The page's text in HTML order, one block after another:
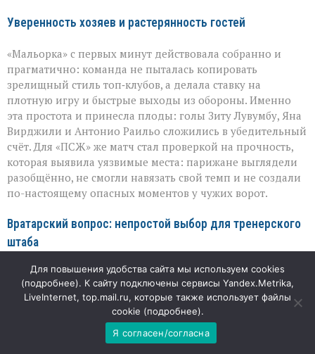
Уверенность хозяев и растерянность гостей
«Мальорка» с первых минут действовала собранно и
прагматично: команда не пыталась копировать
зрелищный стиль топ‑клубов, а делала ставку на
плотную игру и быстрые выходы из обороны. Именно
эта простота и принесла плоды: голы Зиту Лувумбу, Яна
Вирджили и Антонио Раильо сложились в убедительный
счёт. Для «ПСЖ» же матч стал проверкой на прочность,
которая выявила уязвимые места: парижане выглядели
разобщённо, не смогли навязать свой темп и не создали
по-настоящему опасных моментов у чужих ворот.
Вратарский вопрос: непростой выбор для тренерского
штаба
Особое внимание в этой встрече привлёк эпизод с
заменой вратаря: российский голкипер Матвей Сафонов,
вышедший в стартовом составе, покинул поле в
перерыве после двух пропущенных мячей. Решение
тренеров «ПСЖ» выглядело закономерным: в
Для повышения удобства сайта мы используем cookies
(подробнее). К сайту подключены сервисы Yandex.Metrika,
LiveInternet, top.mail.ru, которые также использует файлы
cookie (подробнее).
Я согласен/согласна